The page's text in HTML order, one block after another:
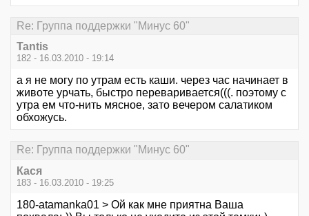
Re: Группа поддержки "Минус 60"
Tantis
182 - 16.03.2010 - 19:14
а я не могу по утрам есть каши. через час начинает в
животе урчать, быстро переваривается(((. поэтому с
утра ем что-нить мясное, зато вечером салатиком
обхожусь.
Re: Группа поддержки "Минус 60"
Кася
183 - 16.03.2010 - 19:25
180-atamanka01 > Ой как мне приятна Ваша